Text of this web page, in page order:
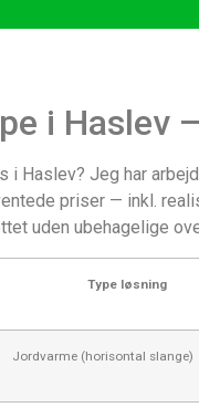
i Haslev
i Haslev? Jeg har
priser — inkl.
uden ubehagelige
Type løsning
Jordvarme (horisontal slange)